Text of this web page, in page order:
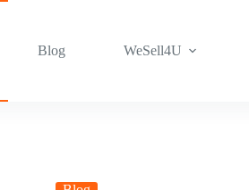
Blog WeSell4U